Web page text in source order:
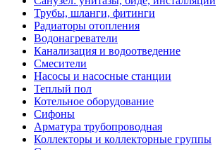
Трубы, шланги, фитинги
Радиаторы отопления
Водонагреватели
Канализация и водоотведение
Смесители
Насосы и насосные станции
Теплый пол
Котельное оборудование
Сифоны
Арматура трубопроводная
Коллекторы и коллекторные группы